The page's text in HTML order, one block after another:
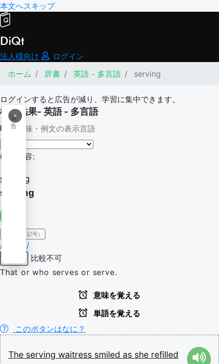
本文へスキップ
DiQt
法人様向け
ログイン
ホーム
辞書 英語 - 多言語 serving
ログインすると広告が減り、学習に集中できます。
×
広
告
検索結果- 英語 - 多言語
意味・例文の表示言語
検索内容:
serving
serving
IPA（発音記号）
/ˈsɜːvɪŋ/
比較不可
That or who serves or serve.
意味を覚える
単語を覚える
このボタンはなに？
The serving waitress smiled as she refilled